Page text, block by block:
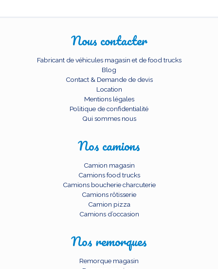
Nous contacter
Fabricant de véhicules magasin et de food trucks
Blog
Contact & Demande de devis
Location
Mentions légales
Politique de confidentialité
Qui sommes nous
Nos camions
Camion magasin
Camions food trucks
Camions boucherie charcuterie
Camions rôtisserie
Camion pizza
Camions d’occasion
Nos remorques
Remorque magasin